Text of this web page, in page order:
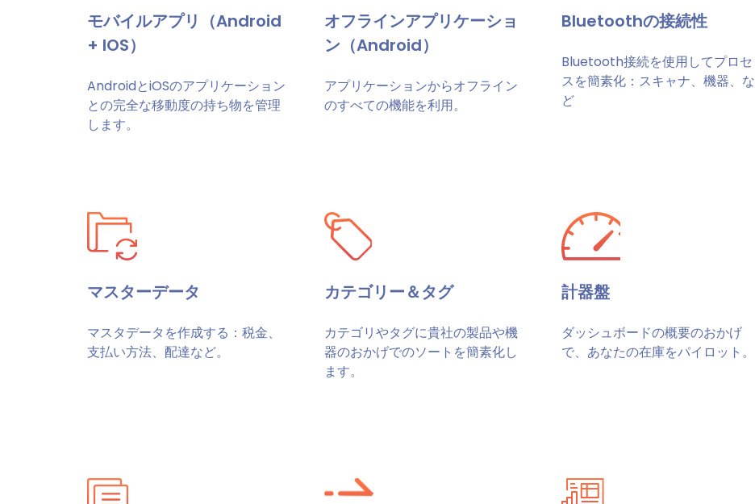
モバイルアプリ（Android
+ IOS）
AndroidとiOSのアプリケーション
との完全な移動度の持ち物を管理
します。
オフラインアプリケーショ
ン（Android）
アプリケーションからオフライン
のすべての機能を利用。
Bluetoothの接続性
Bluetooth接続を使用してプロセ
スを簡素化：スキャナ、機器、な
ど
マスターデータ
マスタデータを作成する：税金、
支払い方法、配達など。
カテゴリー＆タグ
カテゴリやタグに貴社の製品や機
器のおかげでのソートを簡素化し
ます。
計器盤
ダッシュボードの概要のおかげ
で、あなたの在庫をパイロット。